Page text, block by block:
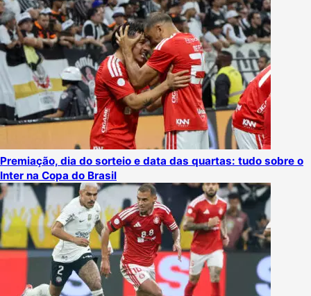
Premiação, dia do sorteio e data das quartas: tudo sobre o
Inter na Copa do Brasil